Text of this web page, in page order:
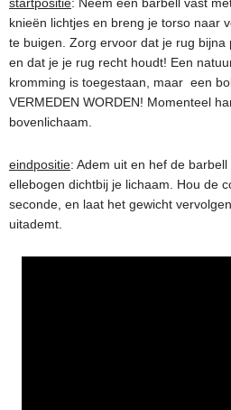
knieën lichtjes en breng je torso naar
te buigen. Zorg ervoor dat je rug bijna
en dat je je rug recht houdt! Een
kromming is toegestaan, maar een
VERMEDEN WORDEN! Momenteel
bovenlichaam.
eindpositie: Adem uit en hef de
ellebogen dichtbij je lichaam. Hou de
seconde, en laat het gewicht
uitademt.